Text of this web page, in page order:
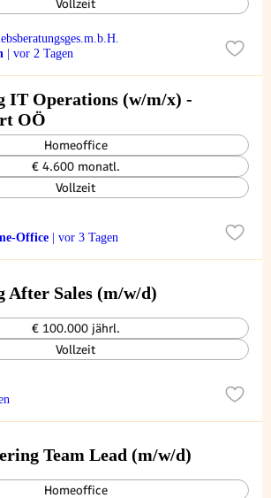
Vollzeit
| vor 2 Tagen
IT Operations (w/m/x) -
OÖ
Homeoffice
€ 4.600 monatl.
Vollzeit
Office
| vor 3 Tagen
After Sales (m/w/d)
€ 100.000 jährl.
Vollzeit
Team Lead (m/w/d)
Homeoffice